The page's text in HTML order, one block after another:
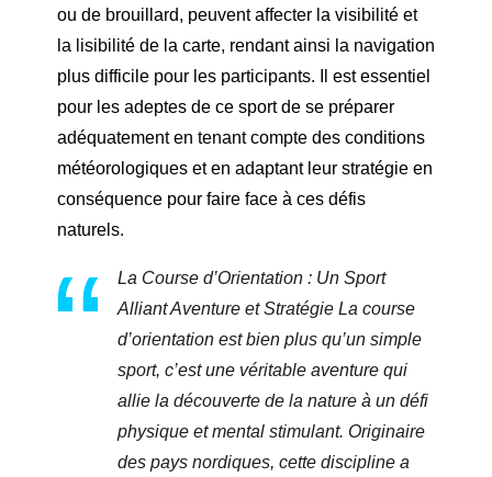
ou de brouillard, peuvent affecter la visibilité et
la lisibilité de la carte, rendant ainsi la navigation
plus difficile pour les participants. Il est essentiel
pour les adeptes de ce sport de se préparer
adéquatement en tenant compte des conditions
météorologiques et en adaptant leur stratégie en
conséquence pour faire face à ces défis
naturels.
La Course d’Orientation : Un Sport
Alliant Aventure et Stratégie La course
d’orientation est bien plus qu’un simple
sport, c’est une véritable aventure qui
allie la découverte de la nature à un défi
physique et mental stimulant. Originaire
des pays nordiques, cette discipline a